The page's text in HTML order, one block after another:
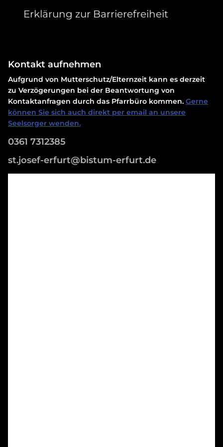
Erklärung zur Barrierefreiheit
Kontakt aufnehmen
Aufgrund von Mutterschutz/Elternzeit kann es derzeit
zu Verzögerungen bei der Beantwortung von
Kontaktanfragen durch das Pfarrbüro kommen. Gerne
können Sie sich auch direkt per email an unsere
Seelsorger wenden.
0361 7312385
st.josef-erfurt@bistum-erfurt.de